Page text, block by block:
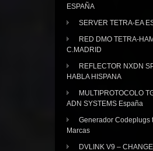
ESPAÑA
SERVER TETRA-EA
RED DMO TETRA-
C.MADRID
REFLECTOR NXDN
HABLA HISPANA
MULTIPROTOCOLO
ADN SYSTEMS España
Generador Codeplugs
Marcas
DVLINK V9 –